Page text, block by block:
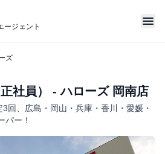
ージェント
ズ
社員） - ハローズ 岡南店
回、広島・岡山・兵庫・香川・愛媛・
パー！